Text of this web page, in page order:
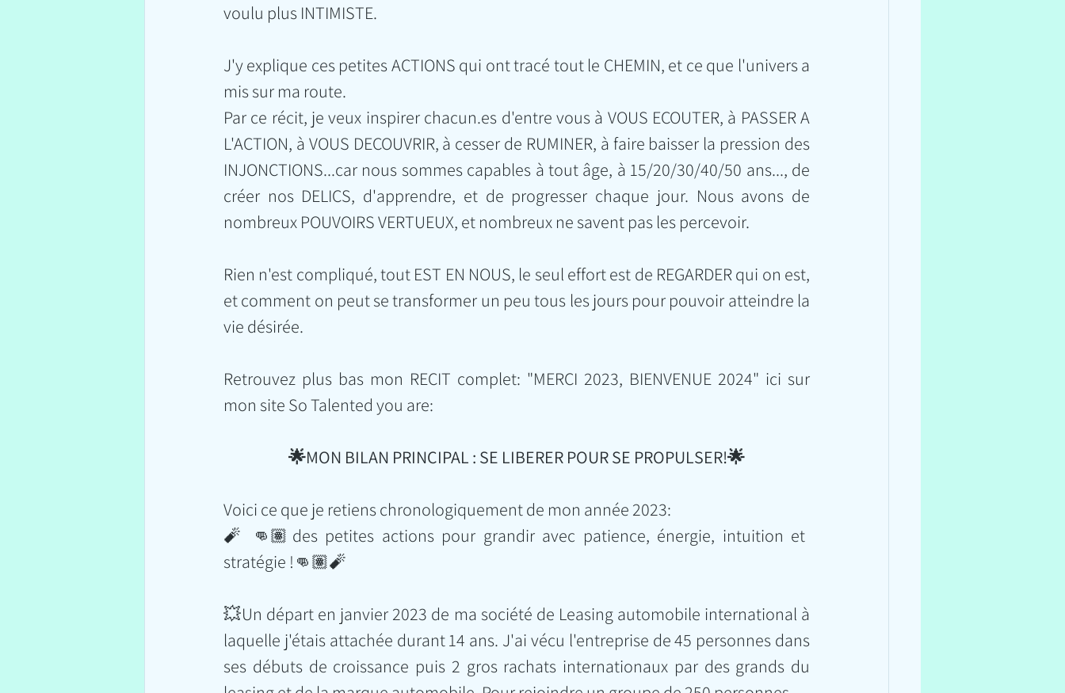
voulu plus INTIMISTE.
J'y explique ces petites ACTIONS qui ont tracé tout le CHEMIN, et ce que l'univers a
mis sur ma route.
Par ce récit, je veux inspirer chacun.es d'entre vous à VOUS ECOUTER, à PASSER A
L'ACTION, à VOUS DECOUVRIR, à cesser de RUMINER, à faire baisser la pression des
INJONCTIONS...car nous sommes capables à tout âge, à 15/20/30/40/50 ans..., de
créer nos DELICS, d'apprendre, et de progresser chaque jour. Nous avons de
nombreux POUVOIRS VERTUEUX, et nombreux ne savent pas les percevoir.
Rien n'est compliqué, tout EST EN NOUS, le seul effort est de REGARDER qui on est,
et comment on peut se transformer un peu tous les jours pour pouvoir atteindre la
vie désirée.
Retrouvez plus bas mon RECIT complet: "MERCI 2023, BIENVENUE 2024" ici sur
mon site So Talented you are:
🌟MON BILAN PRINCIPAL : SE LIBERER POUR SE PROPULSER!🌟
Voici ce que je retiens chronologiquement de mon année 2023:
🧨 👊🏽des petites actions pour grandir avec patience, énergie, intuition et
stratégie !👊🏽🧨
💥Un départ en janvier 2023 de ma société de Leasing automobile international à
laquelle j'étais attachée durant 14 ans. J'ai vécu l'entreprise de 45 personnes dans
ses débuts de croissance puis 2 gros rachats internationaux par des grands du